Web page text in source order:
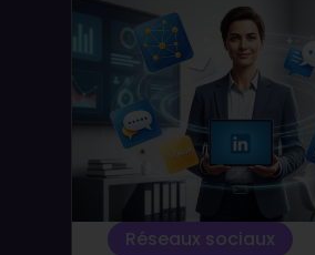
Réseaux sociaux